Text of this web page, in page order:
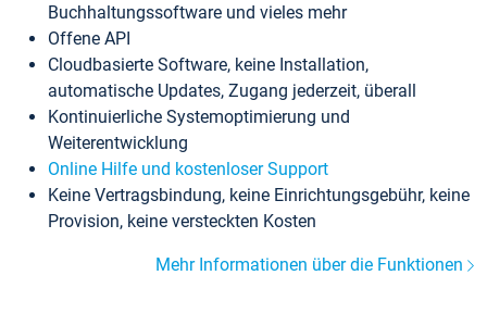
Buchhaltungssoftware und vieles mehr
Offene API
Cloudbasierte Software, keine Installation,
automatische Updates, Zugang jederzeit, überall
Kontinuierliche Systemoptimierung und
Weiterentwicklung
Online Hilfe und kostenloser Support
Keine Vertragsbindung, keine Einrichtungsgebühr, keine
Provision, keine versteckten Kosten
Mehr Informationen über die Funktionen